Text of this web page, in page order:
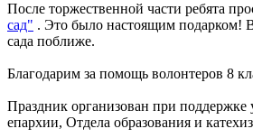
После торжественной части ребята
сад" . Это было настоящим подарком!
сада поближе.
Благодарим за помощь волонтеров 8
Праздник организован при
епархии, Отдела образования и